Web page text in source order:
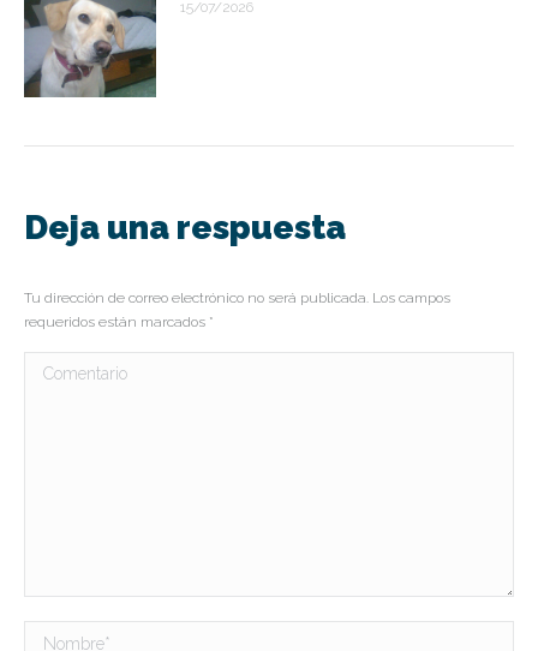
15/07/2026
Deja una respuesta
Tu dirección de correo electrónico no será publicada. Los campos
requeridos están marcados *
Comentario
Nombre *